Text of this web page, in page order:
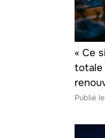
« Ce
totale